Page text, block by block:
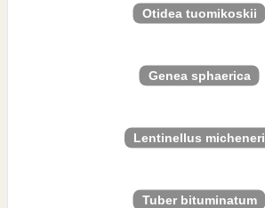
Otidea tuomikoskii
Genea sphaerica
Lentinellus micheneri
Tuber bituminatum